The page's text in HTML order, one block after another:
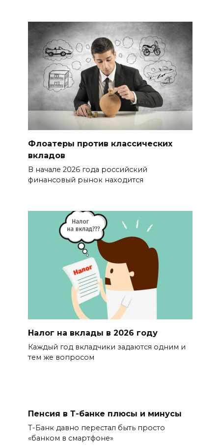
Флоатеры против классических
вкладов
В начале 2026 года российский
финансовый рынок находится
Налог на вклады в 2026 году
Каждый год вкладчики задаются одним и
тем же вопросом
Пенсия в Т-банке плюсы и минусы
Т-Банк давно перестал быть просто
«банком в смартфоне»